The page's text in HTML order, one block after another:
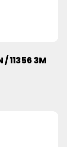
/ 11356 3M